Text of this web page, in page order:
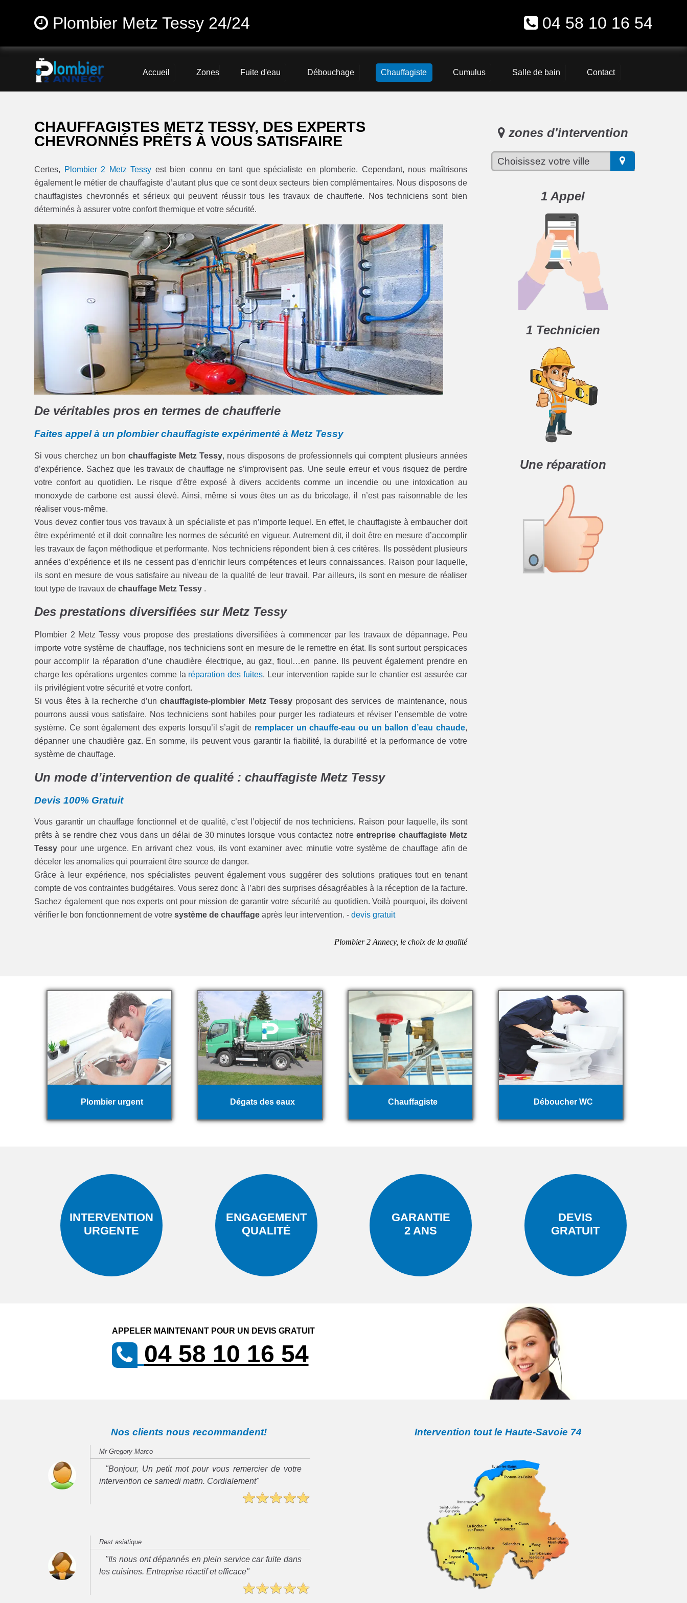
Plombier Metz Tessy 24/24 04 58 10 16 54
Accueil Zones Fuite d'eau Débouchage Chauffagiste Cumulus Salle de bain Contact
CHAUFFAGISTES METZ TESSY, DES EXPERTS
CHEVRONNÉS PRÊTS À VOUS SATISFAIRE
Certes, Plombier 2 Metz Tessy est bien connu en tant que spécialiste en plomberie. Cependant, nous maîtrisons
également le métier de chauffagiste d’autant plus que ce sont deux secteurs bien complémentaires. Nous disposons de
chauffagistes chevronnés et sérieux qui peuvent réussir tous les travaux de chaufferie. Nos techniciens sont bien
déterminés à assurer votre confort thermique et votre sécurité.
De véritables pros en termes de chaufferie
Faites appel à un plombier chauffagiste expérimenté à Metz Tessy
Si vous cherchez un bonchauffagiste Metz Tessy, nous disposons de professionnels qui comptent plusieurs années
d’expérience. Sachez que les travaux de chauffage ne s’improvisent pas. Une seule erreur et vous risquez de perdre
votre confort au quotidien. Le risque d’être exposé à divers accidents comme un incendie ou une intoxication au
monoxyde de carbone est aussi élevé. Ainsi, même si vous êtes un as du bricolage, il n’est pas raisonnable de les
réaliser vous-même.
Vous devez confier tous vos travaux à un spécialiste et pas n’importe lequel. En effet, le chauffagiste à embaucher doit
être expérimenté et il doit connaître les normes de sécurité en vigueur. Autrement dit, il doit être en mesure d’accomplir
les travaux de façon méthodique et performante. Nos techniciens répondent bien à ces critères. Ils possèdent plusieurs
années d’expérience et ils ne cessent pas d’enrichir leurs compétences et leurs connaissances. Raison pour laquelle,
ils sont en mesure de vous satisfaire au niveau de la qualité de leur travail. Par ailleurs, ils sont en mesure de réaliser
tout type de travaux dechauffage Metz Tessy .
Des prestations diversifiées sur Metz Tessy
Plombier 2 Metz Tessy vous propose des prestations diversifiées à commencer par les travaux de dépannage. Peu
importe votre système de chauffage, nos techniciens sont en mesure de le remettre en état. Ils sont surtout perspicaces
pour accomplir la réparation d’une chaudière électrique, au gaz, fioul…en panne. Ils peuvent également prendre en
charge les opérations urgentes comme la réparation des fuites. Leur intervention rapide sur le chantier est assurée car
ils privilégient votre sécurité et votre confort.
Si vous êtes à la recherche d’unchauffagiste-plombier Metz Tessyproposant des services de maintenance, nous
pourrons aussi vous satisfaire. Nos techniciens sont habiles pour purger les radiateurs et réviser l’ensemble de votre
système. Ce sont également des experts lorsqu’il s’agit de remplacer un chauffe-eau ou un ballon d’eau chaude,
dépanner une chaudière gaz. En somme, ils peuvent vous garantir la fiabilité, la durabilité et la performance de votre
système de chauffage.
Un mode d’intervention de qualité : chauffagiste Metz Tessy
Devis 100% Gratuit
Vous garantir un chauffage fonctionnel et de qualité, c’est l’objectif de nos techniciens. Raison pour laquelle, ils sont
prêts à se rendre chez vous dans un délai de 30 minutes lorsque vous contactez notreentreprise chauffagiste Metz
Tessy pour une urgence. En arrivant chez vous, ils vont examiner avec minutie votre système de chauffage afin de
déceler les anomalies qui pourraient être source de danger.
Grâce à leur expérience, nos spécialistes peuvent également vous suggérer des solutions pratiques tout en tenant
compte de vos contraintes budgétaires. Vous serez donc à l’abri des surprises désagréables à la réception de la facture.
Sachez également que nos experts ont pour mission de garantir votre sécurité au quotidien. Voilà pourquoi, ils doivent
vérifier le bon fonctionnement de votresystème de chauffage après leur intervention. -devis gratuit
Plombier 2 Annecy, le choix de la qualité
zones d'intervention
1 Appel
1 Technicien
Une réparation
Plombier urgent Dégats des eaux Chauffagiste Déboucher WC
INTERVENTION
URGENTE
ENGAGEMENT
QUALITÉ
GARANTIE
2 ANS
DEVIS
GRATUIT
APPELER MAINTENANT POUR UN DEVIS GRATUIT
04 58 10 16 54
Nos clients nous recommandent!
Mr Gregory Marco
"Bonjour, Un petit mot pour vous remercier de votre
intervention ce samedi matin. Cordialement"
Rest asiatique
"Ils nous ont dépannés en plein service car fuite dans
les cuisines. Entreprise réactif et efficace"
Intervention tout le Haute-Savoie 74